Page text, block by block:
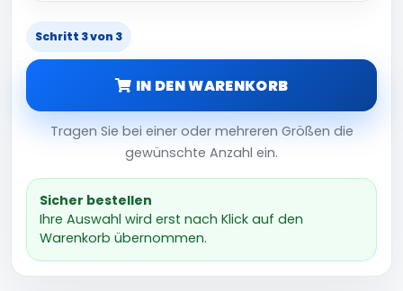
Schritt 3 von 3
IN DEN WARENKORB
Tragen Sie bei einer oder mehreren Größen die
gewünschte Anzahl ein.
Sicher bestellen
Ihre Auswahl wird erst nach Klick auf den
Warenkorb übernommen.